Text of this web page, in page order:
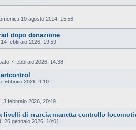
10 agosto 2014, 15:56
dopo donazione
febbraio 2026, 19:59
7 febbraio 2026, 14:38
febbraio 2026, 4:10
3 febbraio 2026, 20:49
livelli di marcia manetta controllo
26 gennaio 2026, 10:01